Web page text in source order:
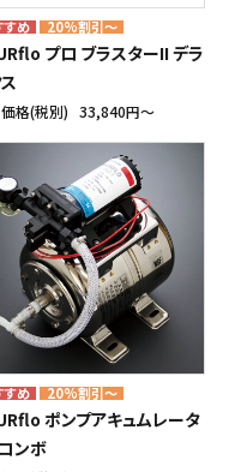
20%割引～
プロ ブラスターII デラ
格(税別) 33,840円〜
20%割引～
ポンプアキュムレータ
ンボ